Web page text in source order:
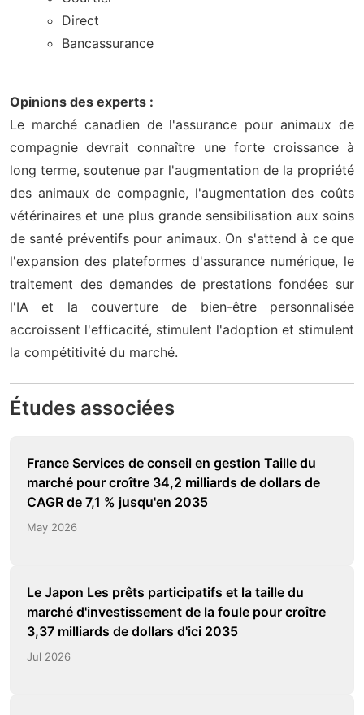
Direct
Bancassurance
Opinions des experts :
Le marché canadien de l'assurance pour animaux de
compagnie devrait connaître une forte croissance à
long terme, soutenue par l'augmentation de la propriété
des animaux de compagnie, l'augmentation des coûts
vétérinaires et une plus grande sensibilisation aux soins
de santé préventifs pour animaux. On s'attend à ce que
l'expansion des plateformes d'assurance numérique, le
traitement des demandes de prestations fondées sur
l'IA et la couverture de bien-être personnalisée
accroissent l'efficacité, stimulent l'adoption et stimulent
la compétitivité du marché.
Études associées
France Services de conseil en gestion Taille du
marché pour croître 34,2 milliards de dollars de
CAGR de 7,1 % jusqu'en 2035
May 2026
Le Japon Les prêts participatifs et la taille du
marché d'investissement de la foule pour croître
3,37 milliards de dollars d'ici 2035
Jul 2026